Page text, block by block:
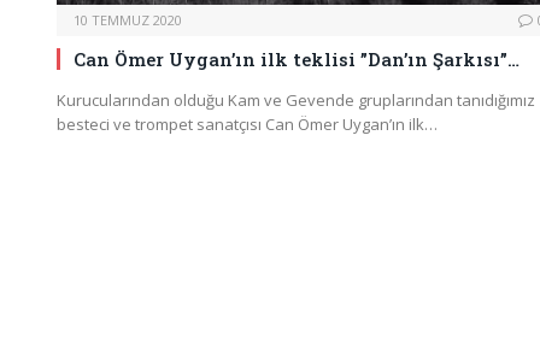
10 TEMMUZ 2020
Can Ömer Uygan’ın ilk teklisi ”Dan’ın Şarkısı”…
Kurucularından olduğu Kam ve Gevende gruplarından tanıdığımız
besteci ve trompet sanatçısı Can Ömer Uygan’ın ilk…